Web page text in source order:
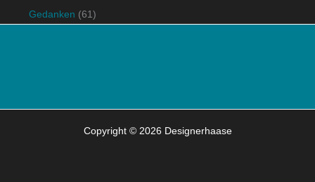
Gedanken (61)
Copyright © 2026 Designerhaase